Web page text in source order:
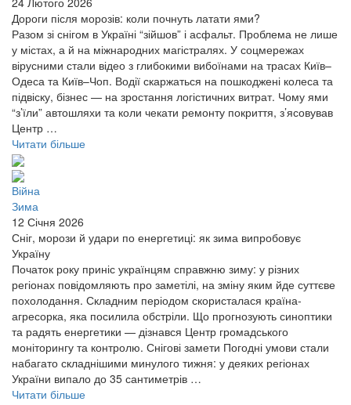
Дороги після морозів: коли почнуть латати ями?
Разом зі снігом в Україні “зійшов” і асфальт. Проблема не лише
у містах, а й на міжнародних магістралях. У соцмережах
вірусними стали відео з глибокими вибоїнами на трасах Київ–
Одеса та Київ–Чоп. Водії скаржаться на пошкоджені колеса та
підвіску, бізнес — на зростання логістичних витрат. Чому ями
“з’їли” автошляхи та коли чекати ремонту покриття, з’ясовував
Центр …
Читати більше
Війна
Зима
12 Січня 2026
Сніг, морози й удари по енергетиці: як зима випробовує
Україну
Початок року приніс українцям справжню зиму: у різних
регіонах повідомляють про заметілі, на зміну яким йде суттєве
похолодання. Складним періодом скористалася країна-
агресорка, яка посилила обстріли. Що прогнозують синоптики
та радять енергетики — дізнався Центр громадського
моніторингу та контролю. Снігові замети Погодні умови стали
набагато складнішими минулого тижня: у деяких регіонах
України випало до 35 сантиметрів …
Читати більше